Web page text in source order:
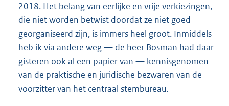
2018. Het belang van eerlijke en vrije verkiezingen,
die niet worden betwist doordat ze niet goed
georganiseerd zijn, is immers heel groot. Inmiddels
heb ik via andere weg — de heer Bosman had daar
gisteren ook al een papier van — kennisgenomen
van de praktische en juridische bezwaren van de
voorzitter van het centraal stembureau.